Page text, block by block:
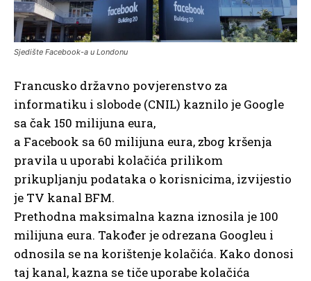
Sjedište Facebook-a u Londonu
Francusko državno povjerenstvo za
informatiku i slobode (CNIL) kaznilo je Google
sa čak 150 milijuna eura,
a Facebook sa 60 milijuna eura, zbog kršenja
pravila u uporabi kolačića prilikom
prikupljanju podataka o korisnicima, izvijestio
je TV kanal BFM.
Prethodna maksimalna kazna iznosila je 100
milijuna eura. Također je odrezana Googleu i
odnosila se na korištenje kolačića. Kako donosi
taj kanal, kazna se tiče uporabe kolačića